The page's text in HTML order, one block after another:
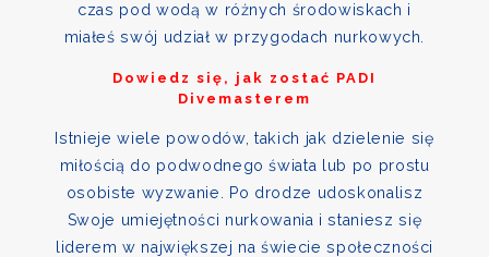
czas pod wodą w różnych środowiskach i
miałeś swój udział w przygodach nurkowych.
Dowiedz się, jak zostać PADI
Divemasterem
Istnieje wiele powodów, takich jak dzielenie się
miłością do podwodnego świata lub po prostu
osobiste wyzwanie. Po drodze udoskonalisz
Swoje umiejętności nurkowania i staniesz się
liderem w największej na świecie społeczności